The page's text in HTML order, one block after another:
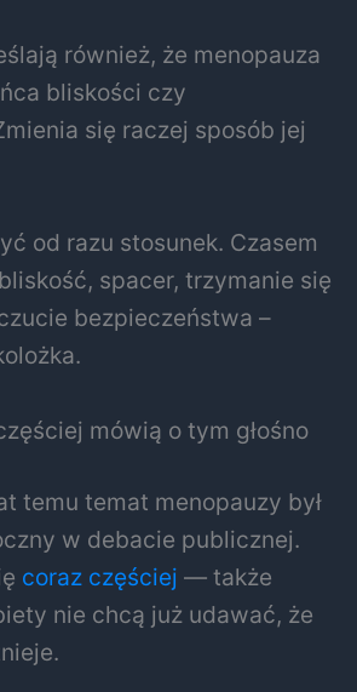
również, że menopauza
bliskości czy
się raczej sposób jej
od razu stosunek. Czasem
spacer, trzymanie się
bezpieczeństwa –
mówią o tym głośno
temu temat menopauzy był
w debacie publicznej.
coraz częściej — także
nie chcą już udawać, że